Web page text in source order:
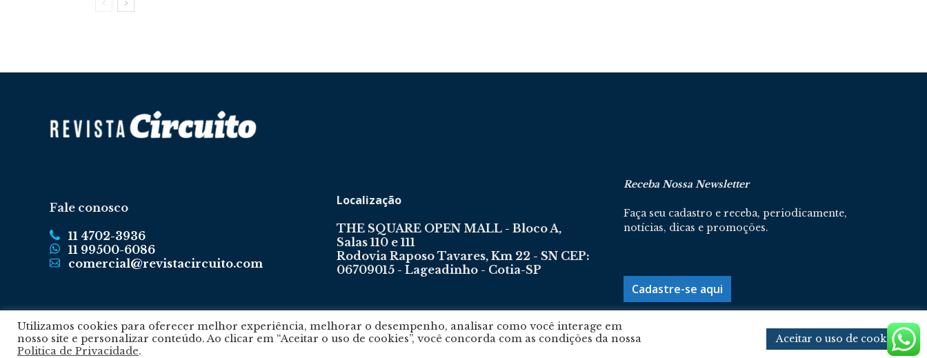
Fale conosco
11 4702-3936
11 99500-6086
comercial@revistacircuito.com
Localização
THE SQUARE OPEN MALL - Bloco A,
Salas 110 e 111
Rodovia Raposo Tavares, Km 22 - SN CEP:
06709015 - Lageadinho - Cotia-SP
Receba Nossa Newsletter
Faça seu cadastro e receba, periodicamente,
notícias, dicas e promoções.
Cadastre-se aqui
© 2024 © Revista Circuito. Todos os Direitos Reservados. Desenvolvido com
Utilizamos cookies para oferecer melhor experiência, melhorar o desempenho, analisar como você interage em
nosso site e personalizar conteúdo. Ao clicar em “Aceitar o uso de cookies”, você concorda com as condições da nossa
Politica de Privacidade.
Aceitar o uso de cookies